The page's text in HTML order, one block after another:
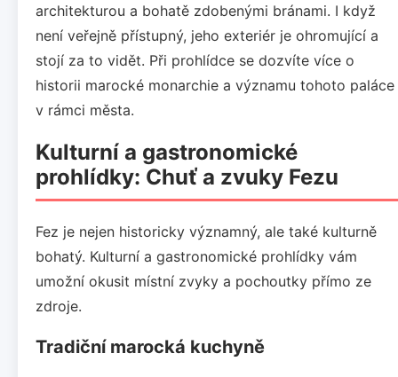
architekturou a bohatě zdobenými bránami. I když
není veřejně přístupný, jeho exteriér je ohromující a
stojí za to vidět. Při prohlídce se dozvíte více o
historii marocké monarchie a významu tohoto paláce
v rámci města.
Kulturní a gastronomické
prohlídky: Chuť a zvuky Fezu
Fez je nejen historicky významný, ale také kulturně
bohatý. Kulturní a gastronomické prohlídky vám
umožní okusit místní zvyky a pochoutky přímo ze
zdroje.
Tradiční marocká kuchyně